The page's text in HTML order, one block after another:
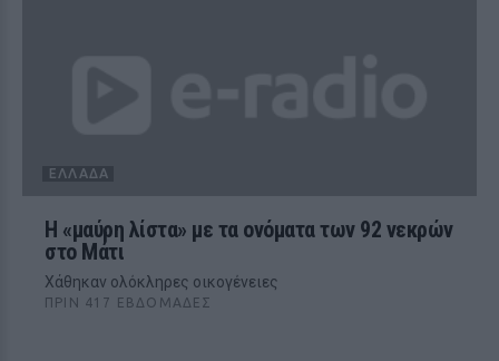
ΕΛΛΆΔΑ
Η «μαύρη λίστα» με τα ονόματα των 92 νεκρών
στο Μάτι
Χάθηκαν ολόκληρες οικογένειες
ΠΡΙΝ 417 ΕΒΔΟΜΆΔΕΣ